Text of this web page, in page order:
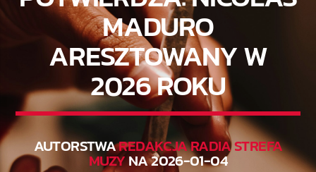
TERAZ GRAMY
TYTUŁ
ARTYSTA
MADURO
ARESZTOWANY W
2026 ROKU
AUTORSTWAREDAKCJA RADIA STREFA
MUZYNA 2026-01-04